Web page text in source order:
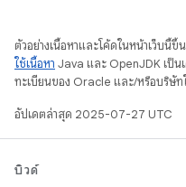
ตัวอย่างเนื้อหาและโค้ดในหน้าเว็บนี้
ใช้เนื้อหา Java และ OpenJDK เป็น
ทะเบียนของ Oracle และ/หรือบริษัท
อัปเดตล่าสุด 2025-07-27 UTC
บิวด์